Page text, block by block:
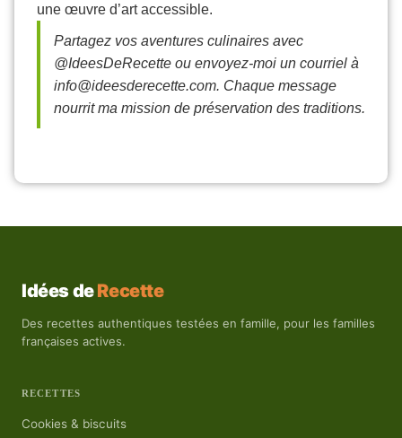
une œuvre d’art accessible.
Partagez vos aventures culinaires avec
@IdeesDeRecette ou envoyez-moi un courriel à
info@ideesderecette.com. Chaque message
nourrit ma mission de préservation des traditions.
Idées deRecette
Des recettes authentiques testées en famille, pour les familles
françaises actives.
RECETTES
Cookies & biscuits